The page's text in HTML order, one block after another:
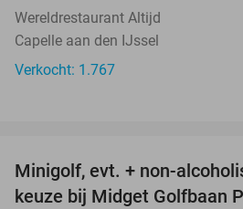
Wereldrestaurant Altijd
Capelle aan den IJssel
Verkocht: 1.767
Minigolf, evt. + non-
keuze bij Midget Golfbaan